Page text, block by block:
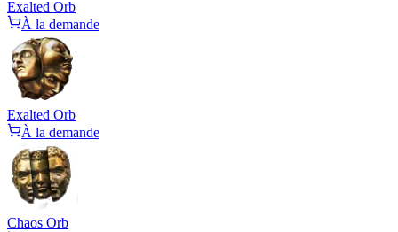
Exalted Orb
À la demande
Exalted Orb
À la demande
Chaos Orb